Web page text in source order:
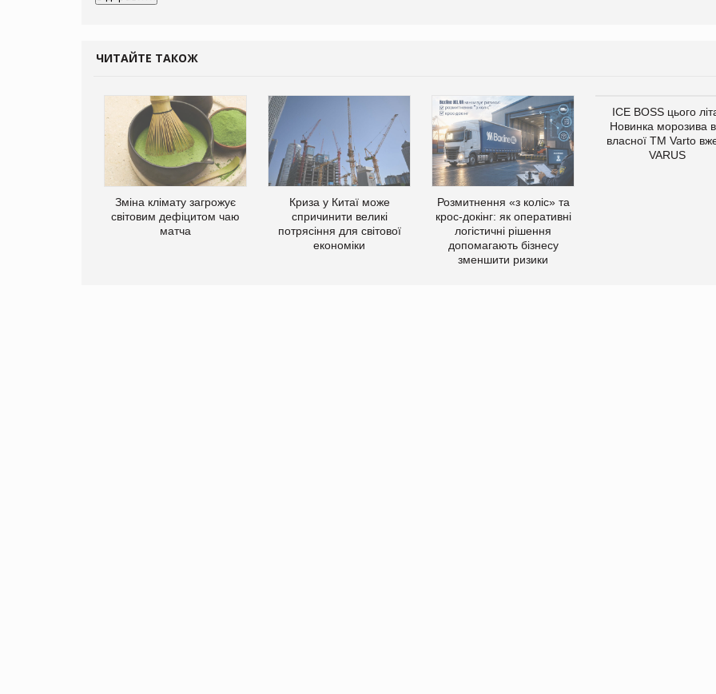
ЧИТАЙТЕ ТАКОЖ
Зміна клімату загрожує
світовим дефіцитом чаю
матча
Криза у Китаї може
спричинити великі
потрясіння для світової
економіки
Розмитнення «з коліс» та
крос-докінг: як оперативні
логістичні рішення
допомагають бізнесу
зменшити ризики
ICE BOSS цього
Новинка морозива
власної ТМ Varto
VARUS